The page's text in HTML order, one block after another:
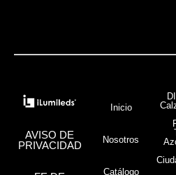
AVISO DE
PRIVACIDAD
Inicio
Nosotros
Catálogo